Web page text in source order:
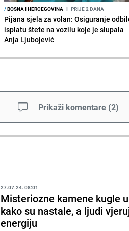
/BOSNA I HERCEGOVINA I PRIJE 2 DANA
Pijana sjela za volan: Osiguranje
isplatu štete na vozilu koje je slupala
Anja Ljubojević
Prikaži komentare (2)
27.07.24. 08:01
Misteriozne kamene kugle
kako su nastale, a ljudi
energiju